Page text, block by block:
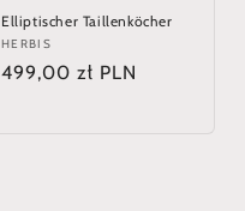
Elliptischer Taillenköcher
Anbieter:
HERBIS
Normaler
499,00 zł PLN